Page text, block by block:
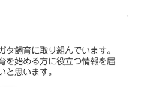
タ飼育に取り組んでいます。
を始める方に役立つ情報を届
と思います。